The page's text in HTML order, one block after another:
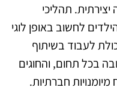
יצירתית. תהליכי
לחשוב באופן לוגי
לעבוד בשיתוף
בכל תחום, והחוגים
חברתיות.